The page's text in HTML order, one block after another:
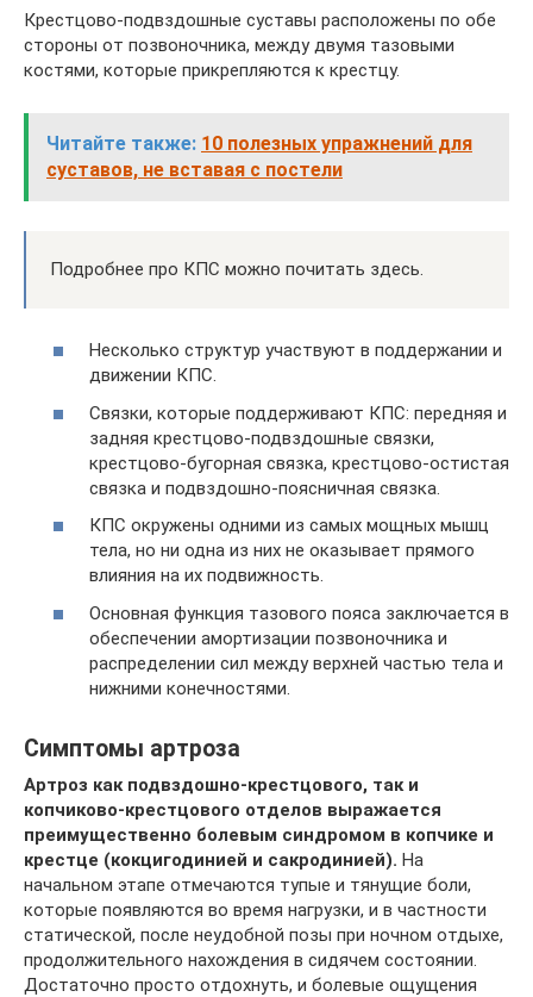
Крестцово-подвздошные суставы расположены по обе
стороны от позвоночника, между двумя тазовыми
костями, которые прикрепляются к крестцу.
Читайте также: 10 полезных упражнений для
суставов, не вставая с постели
Подробнее про КПС можно почитать здесь.
Несколько структур участвуют в поддержании и
движении КПС.
Связки, которые поддерживают КПС: передняя и
задняя крестцово-подвздошные связки,
крестцово-бугорная связка, крестцово-остистая
связка и подвздошно-поясничная связка.
КПС окружены одними из самых мощных мышц
тела, но ни одна из них не оказывает прямого
влияния на их подвижность.
Основная функция тазового пояса заключается в
обеспечении амортизации позвоночника и
распределении сил между верхней частью тела и
нижними конечностями.
Симптомы артроза
Артроз как подвздошно-крестцового, так и
копчиково-крестцового отделов выражается
преимущественно болевым синдромом в копчике и
крестце (кокцигодинией и сакродинией). На
начальном этапе отмечаются тупые и тянущие боли,
которые появляются во время нагрузки, и в частности
статической, после неудобной позы при ночном отдыхе,
продолжительного нахождения в сидячем состоянии.
Достаточно просто отдохнуть, и болевые ощущения